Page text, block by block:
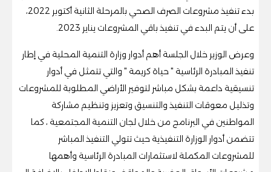
بدء تنفيذ مشروعات الصرف الصحي بالمرحلة الثانية أكتوبر 2022،
على أن يتم البدء في تنفيذ باقي المشروعات يناير 2023.
وعرض الوزير خلال الجلسة أهم أدوار وزارة التنمية المحلية في إطار
تنفيذ المبادرة الرئاسية " حياة كريمة " والتي تتمثل في أدوار
تنسيقية داعمة بشكل مباشر لتوفير الأراضي المطلوبة للمشروعات
وتذليل معوقات التنفيذ والتنسيق وتعزيز وتنظيم مشاركة
المواطنين في البرنامج من خلال لجان التنمية المجتمعية ، كما
تتضمن أدوار الوزارة التنفيذية حيث تتولي التنفيذ المباشر
للمشروعات المكملة لاستثمارات المبادرة الرئاسية وأهمها